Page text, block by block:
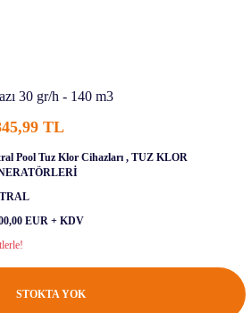
30 gr/h - 140 m3
TL
Pool Tuz Klor Cihazları , TUZ KLOR
EUR + KDV
STOKTA YOK